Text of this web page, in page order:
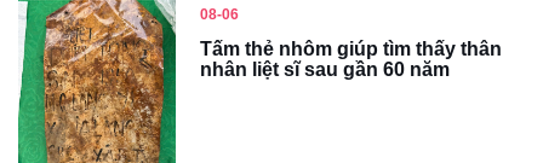
08-06
Tấm thẻ nhôm giúp tìm thấy thân
nhân liệt sĩ sau gần 60 năm